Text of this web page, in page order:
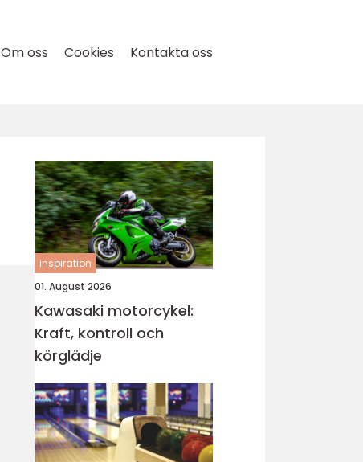
Om oss Cookies Kontakta oss
inspiration
01. August 2026
Kawasaki motorcykel:
Kraft, kontroll och
körglädje